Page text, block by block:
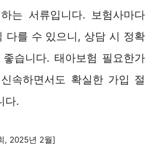
는 서류입니다. 보험사마다
다를 수 있으니, 상담 시 정확
습니다. 태아보험 필요한가
속하면서도 확실한 가입 절
다.
, 2025년 2월]